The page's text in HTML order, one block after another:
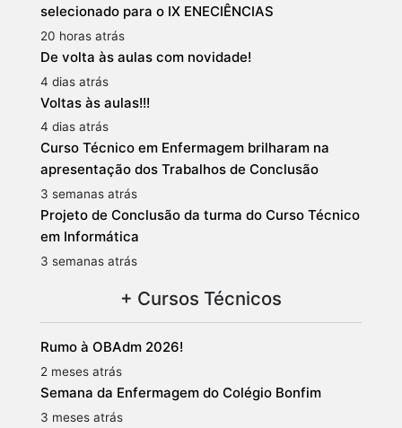
selecionado para o IX ENECIÊNCIAS
20 horas atrás
De volta às aulas com novidade!
4 dias atrás
Voltas às aulas!!!
4 dias atrás
Curso Técnico em Enfermagem brilharam na
apresentação dos Trabalhos de Conclusão
3 semanas atrás
Projeto de Conclusão da turma do Curso Técnico
em Informática
3 semanas atrás
+ Cursos Técnicos
Rumo à OBAdm 2026!
2 meses atrás
Semana da Enfermagem do Colégio Bonfim
3 meses atrás